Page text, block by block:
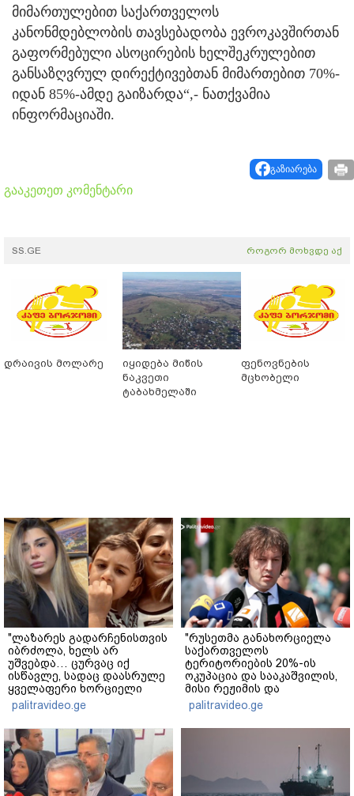
მიმართულებით საქართველოს
კანონმდებლობის თავსებადობა ევროკავშირთან
გაფორმებული ასოცირების ხელშეკრულებით
განსაზღვრულ დირექტივებთან მიმართებით 70%-
იდან 85%-ამდე გაიზარდა“,- ნათქვამია
ინფორმაციაში.
გაზიარება
გააკეთეთ კომენტარი
SS.GE როგორ მოხვდე აქ
დრაივის მოლარე
იყიდება მიწის
ნაკვეთი
ტაბახმელაში
ფენოვნების
მცხობელი
"ლაზარეს გადარჩენისთვის
იბრძოლა, ხელს არ
უშვებდა… ცურვაც იქ
ისწავლე, სადაც დაასრულე
ყველაფერი ხორციელი
ცხოვრებიდან" – რას წერს
ხობში დაღუპული დედა-
შვილის ახლობელი?
palitravideo.ge
"რუსეთმა განახორციელა
საქართველოს
ტერიტორიების 20%-ის
ოკუპაცია და სააკაშვილის,
მისი რეჟიმის და
"ნაცმოძრაობის" ღალატი
ვერანაირად ვერ
გადაფარავს ამ
palitravideo.ge